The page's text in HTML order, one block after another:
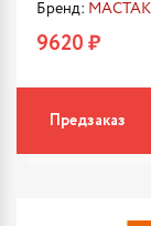
Бренд: МАСТАК
9620 ₽
Предзаказ